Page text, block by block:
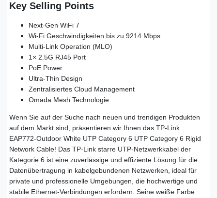
Key Selling Points
Next-Gen WiFi 7
Wi-Fi Geschwindigkeiten bis zu 9214 Mbps
Multi-Link Operation (MLO)
1× 2.5G RJ45 Port
PoE Power
Ultra-Thin Design
Zentralisiertes Cloud Management
Omada Mesh Technologie
Wenn Sie auf der Suche nach neuen und trendigen Produkten
auf dem Markt sind, präsentieren wir Ihnen das TP-Link
EAP772-Outdoor White UTP Category 6 UTP Category 6 Rigid
Network Cable! Das TP-Link starre UTP-Netzwerkkabel der
Kategorie 6 ist eine zuverlässige und effiziente Lösung für die
Datenübertragung in kabelgebundenen Netzwerken, ideal für
private und professionelle Umgebungen, die hochwertige und
stabile Ethernet-Verbindungen erfordern. Seine weiße Farbe